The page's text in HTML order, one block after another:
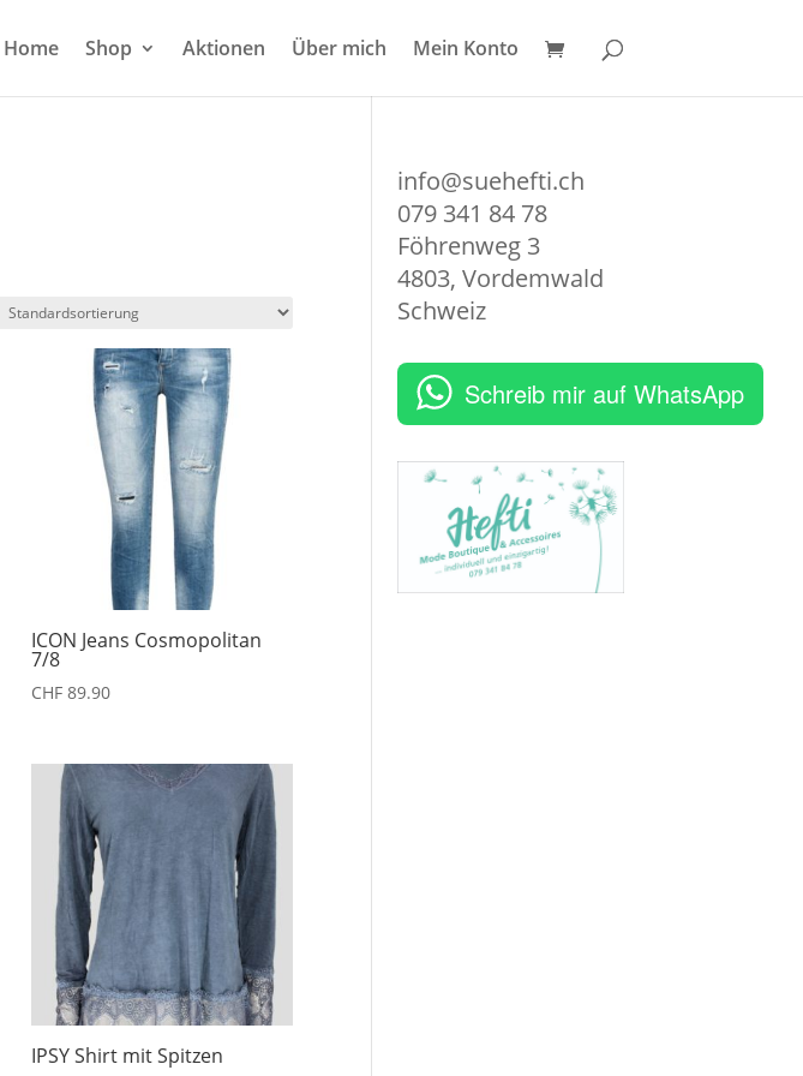
Home Shop Aktionen Über mich Mein Konto
ICON Jeans Cosmopolitan
7/8
CHF89.90
IPSY Shirt mit Spitzen
info@suehefti.ch
079 341 84 78
Föhrenweg 3
4803,Vordemwald
Schweiz
Schreib mir auf WhatsApp